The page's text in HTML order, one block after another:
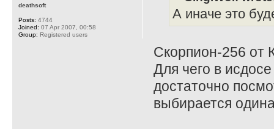
А иначе это
Скорпион-256 от
Для чего в
достаточно
выбирается
deathsoft
Posts: 4744
Joined: 07 Apr 2007, 00:58
Group: Registered users